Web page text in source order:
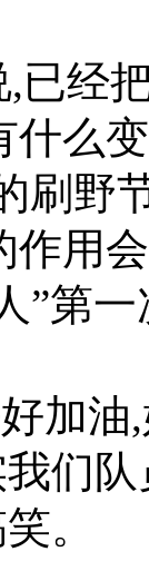
已经
什么
刷野
作用
”第
加
们
。